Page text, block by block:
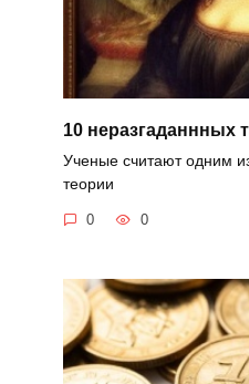
10 неразгаданнных
Ученые считают одним
теории
0 0